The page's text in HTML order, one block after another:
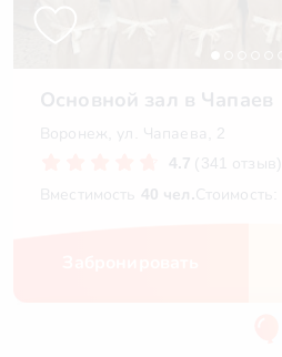
Основной зал в Чапаев
Воронеж, ул. Чапаева, 2
4.7 (341 отзыв)
Вместимость 40 чел.Стоимость: